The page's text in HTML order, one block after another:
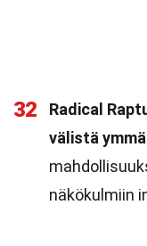
32
Radical
välistä
näkökulmiin